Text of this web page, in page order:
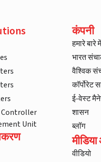
Controller
Unit
कंपनी
हमारे बारे में
भारत
वैश्विक
कॉर्पोरेट
ई-वेस्ट
शासन
ब्लॉग
वीडियो